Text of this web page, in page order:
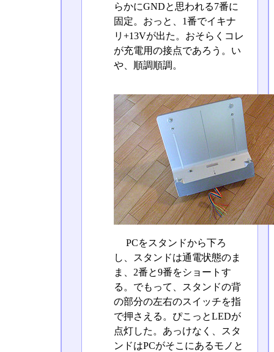
らかにGNDと思われる7番に
固定。おっと、1番でイキナ
リ+13Vが出た。おそらくコレ
が充電用の接点であろう。い
や、順調順調。
PCをスタンドから下ろ
し、スタンドは通電状態のま
ま、2番と9番をショートす
る。でもって、スタンドの背
の部分の左右のスイッチを指
で押さえる。ぴこっとLEDが
点灯した。あっけなく、スタ
ンドはPCがそこにあるモノと